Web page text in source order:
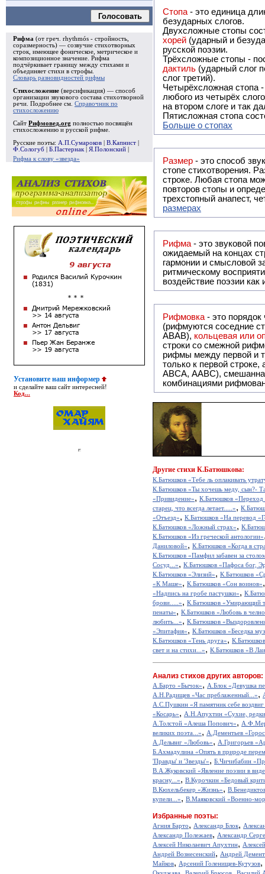
Голосовать
Рифма (от греч. rhythmós - стройность,
соразмерность) — созвучие стихотворных
строк, имеющее фоническое, метрическое и
композиционное значение. Рифма
подчёркивает границу между стихами и
объединяет стихи в строфы
Словарь разновидностей рифмы
Стихосложение (версификация) — способ
организации звукового состава стихотворной
речи. Подробнее см. Справочник по
стихосложению
Сайт Рифмовед.org полностью посвящён
стихосложению и русской рифме.
Русские поэты: А.П.Сумароков В.Капнист
Ф.Сологуб
Б.Пастернак Я.Полонский
Рифма к слову «звезда»
Установите наш информер
и сделайте ваш сайт интересней!
Код...
Стопа - это единица
безударных слогов.
Двухсложные стопы
хорей (ударный и
русской поэзии.
Трёхсложные стопы -
дактиль (ударный слог
слог третий).
Четырёхсложная стопа
любого из четырёх
на втором слоге и так
Пятисложная стопа
Больше о стопах
Размер - это способ
стопе стихотворения.
строке. Любая стопа
повторов стопы и
трехстопный анапест,
размерах
Рифма - это звуковой повтор, традиционно используемый в поэзии и, как
ожидаемый на концах
гармонии и смысловой
ритмическому
воздействие поэзии
Рифмовка - это
(рифмуются соседние
ABAB), кольцевая или
строки со смежной
рифмы между первой и
только к первой
ABCA, AABC), смешанная или вольная рифмовка (рифмовка в сложных строфах с различными
комбинациями
Другие стихи К.Батюшкова:
К.Батюшков «Тебе ль оплакивать
К.Батюшков «Ты хочешь меду, сын?-
«Привидение», К.Батюшков «Переход
старец, что всегда летает.....»,
«Отъезд», К.Батюшков «На перевод
К.Батюшков «Ложный страх»,
К.Батюшков «Из греческой антологии»
Даниловой», К.Батюшков «Когда в
К.Батюшков «Памфил забавен за
Сосуд...», К.Батюшков «Пафоса бог,
К.Батюшков «Элизий», К.Батюшков
«К Маше», К.Батюшков «Сон воинов»
«Надпись на гробе пастушки»,
брови.....», К.Батюшков «Умирающий
пенаты», К.Батюшков «Любовь в
любить...», К.Батюшков
«Эпитафия», К.Батюшков «Беседка
К.Батюшков «Тень друга»,
свет и на стихи...», К.Батюшков «В
Анализ стихов других авторов:
А.Барто «Бычок», А.Блок «Девушка
А.Н.Радищев «Час преблаженный...»,
А.С.Пушкин «Я памятник себе
«Косарь», А.Н.Апухтин «Сухие,
А.Толстой «Алеша Попович»,
великих поэта...», А.Дементьев
А.Дельвиг «Любовь», А.Григорьев
Б.Ахмадулина «Опять в природе
'Правды' и 'Звезды'», Б.Чичибабин
В.А.Жуковский «Явление поэзии в
красну...», В.Курочкин «Бедовый
В.Кюхельбекер «Жизнь»,
купели...», В.Маяковский «Военно-
Избранные поэты:
Агния Барто, Александр Блок,
Александр Полежаев, Александр
Алексей Николаевич Апухтин,
Андрей Вознесенский, Андрей
Майков, Арсений Голенищев-Кутузов,